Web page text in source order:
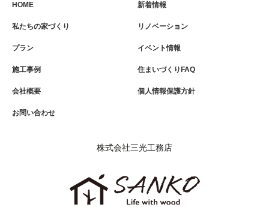
HOME 新着情報
私たちの家づくり リノベーション
プラン イベント情報
施工事例 住まいづくりFAQ
会社概要 個人情報保護方針
お問い合わせ
株式会社三光工務店